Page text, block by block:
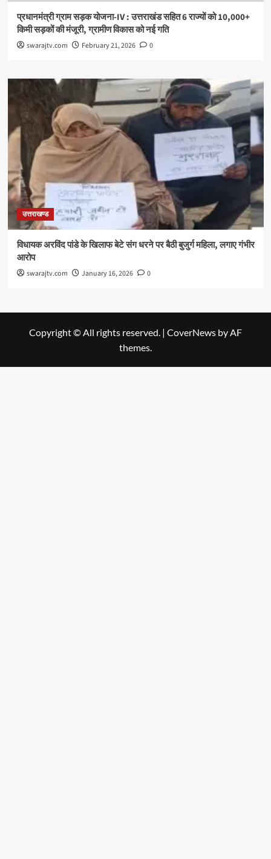
प्रधानमंत्री ग्राम सड़क योजना-IV : उत्तराखंड सहित 6 राज्यों को 10,000+
किमी सड़कों की मंजूरी, ग्रामीण विकास को नई गति
swarajtv.com February 21, 2026 0
उत्तराखण्ड
विधायक अरविंद पांडे के खिलाफ बेटे संग धरने पर बैठी बुजुर्ग महिला, लगाए गंभीर
आरोप
swarajtv.com January 16, 2026 0
Copyright © All rights reserved. | CoverNews by AF
themes.